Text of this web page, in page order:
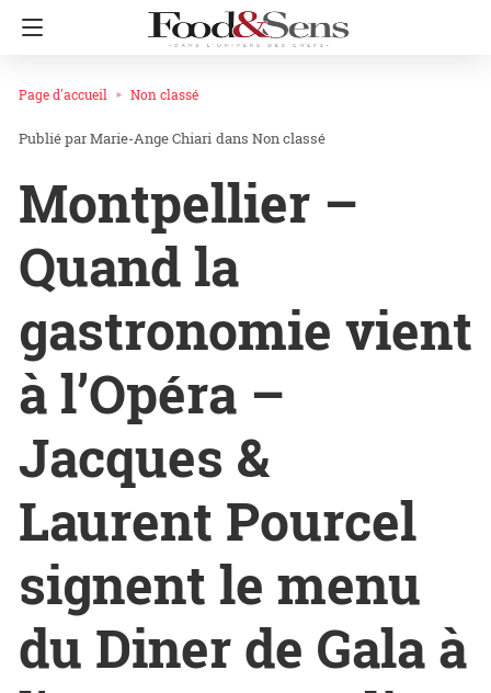
Page d'accueil Non classé
Marie-Ange Chiari dans Non classé
Montpellier –
Quand la
gastronomie vient
à l’Opéra –
Jacques &
Laurent Pourcel
signent le menu
du Diner de Gala à